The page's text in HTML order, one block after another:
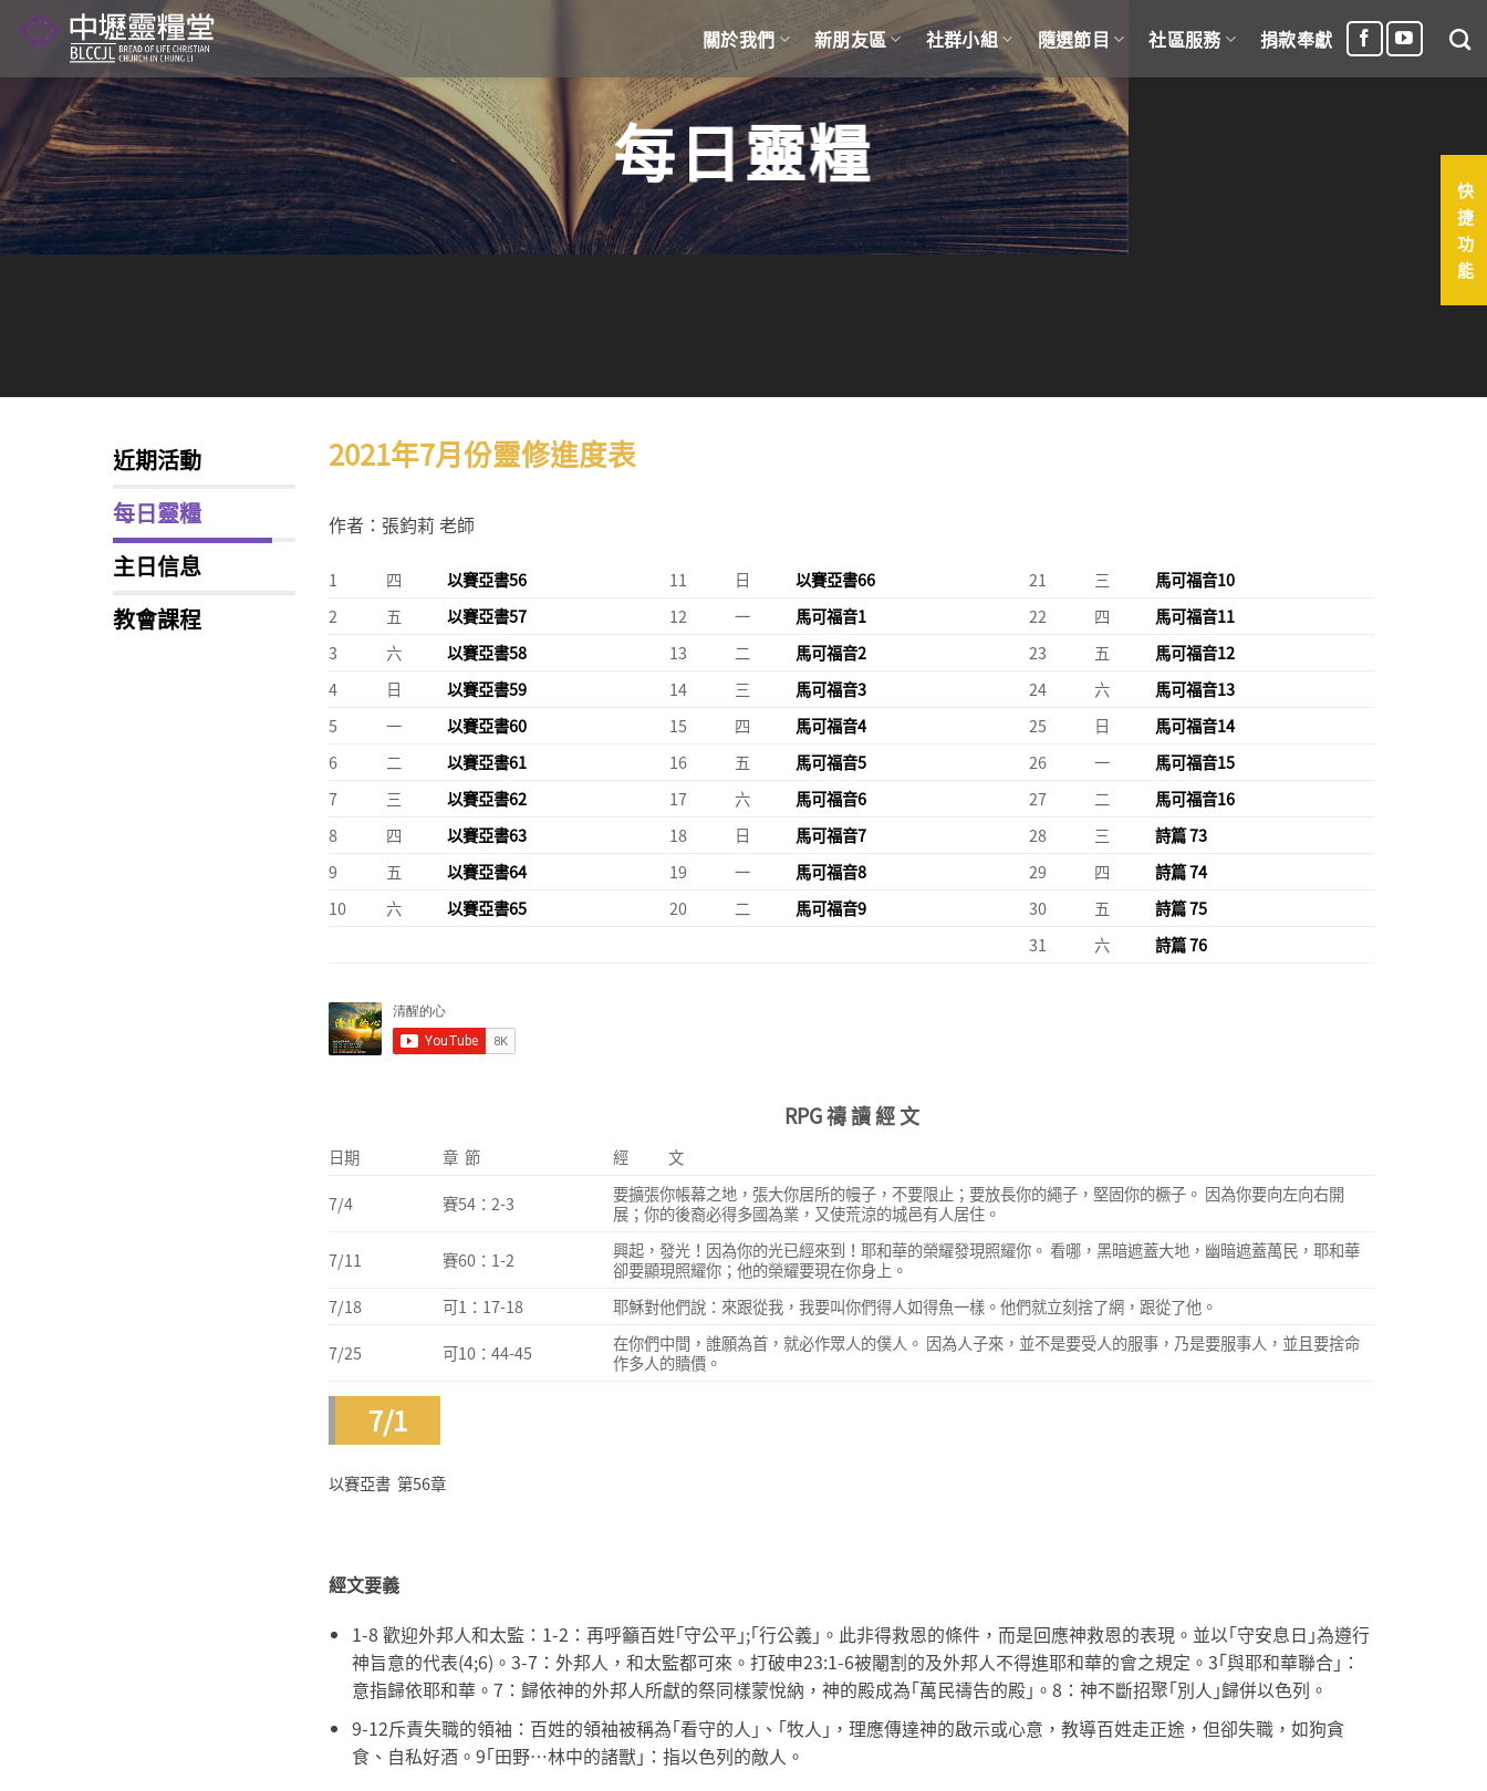
Skip
關於我們 新朋友區 社群小組 隨選節目 社區服務 捐款奉獻
每日靈糧
近期活動
每日靈糧
主日信息
教會課程
2021年7月份靈修進度表
作者：張鈞莉 老師
1 四 以賽亞書56 11 日 以賽亞書66 21 三
馬可福音10
2
五 以賽亞書57 12 一 馬可福音1 22 四
馬可福音11
3
六 以賽亞書58 13 二 馬可福音2 23 五
馬可福音12
4
日 以賽亞書59 14 三 馬可福音3 24 六
馬可福音13
5
一 以賽亞書60 15 四 馬可福音4 25 日
馬可福音14
6
二 以賽亞書61 16 五 馬可福音5 26 一
馬可福音15
7
三 以賽亞書62 17 六 馬可福音6 27 二
馬可福音16
8
四 以賽亞書63 18 日 馬可福音7 28 三
詩篇 73
9
五 以賽亞書64 19 一 馬可福音8 29 四
詩篇 74
10
六 以賽亞書65 20 二 馬可福音9 30 五
詩篇 75
31
六 詩篇 76
RPG 禱 讀 經 文
日期 章 節
經 文
7/4
賽54：2-3
要擴張你帳幕之地，張大你居所的幔子，不要限止；要放長你的繩子，堅固你的橛子。 因為你要向左向右開
展；你的後裔必得多國為業，又使荒涼的城邑有人居住。
7/11
賽60：1-2
興起，發光！因為你的光已經來到！耶和華的榮耀發現照耀你。 看哪，黑暗遮蓋大地，幽暗遮蓋萬民，耶和華
卻要顯現照耀你；他的榮耀要現在你身上。
7/18
可1：17-18
耶穌對他們說：來跟從我，我要叫你們得人如得魚一樣。他們就立刻捨了網，跟從了他。
7/25
可10：44-45
在你們中間，誰願為首，就必作眾人的僕人。 因為人子來，並不是要受人的服事，乃是要服事人，並且要捨命
作多人的贖價。
7/1
以賽亞書 第56章
經文要義
1-8 歡迎外邦人和太監：1-2：再呼籲百姓｢守公平｣;｢行公義｣。此非得救恩的條件，而是回應神救恩的表現。並以｢守安息日｣為遵行
神旨意的代表(4;6)。3-7：外邦人，和太監都可來。打破申23:1-6被閹割的及外邦人不得進耶和華的會之規定。3｢與耶和華聯合｣：
意指歸依耶和華。7：歸依神的外邦人所獻的祭同樣蒙悅納，神的殿成為｢萬民禱告的殿｣。8：神不斷招聚｢別人｣歸併以色列。
9-12斥責失職的領袖：百姓的領袖被稱為｢看守的人｣、｢牧人｣，理應傳達神的啟示或心意，教導百姓走正途，但卻失職，如狗貪
食、自私好酒。9｢田野…林中的諸獸｣：指以色列的敵人。
快
捷
功
能